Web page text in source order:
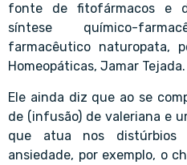
fonte de fitofármacos e
síntese químico-
farmacêutico naturopata,
Homeopáticas, Jamar Tejada.
Ele ainda diz que ao se
de (infusão) de valeriana e
que atua nos
ansiedade, por exemplo, o